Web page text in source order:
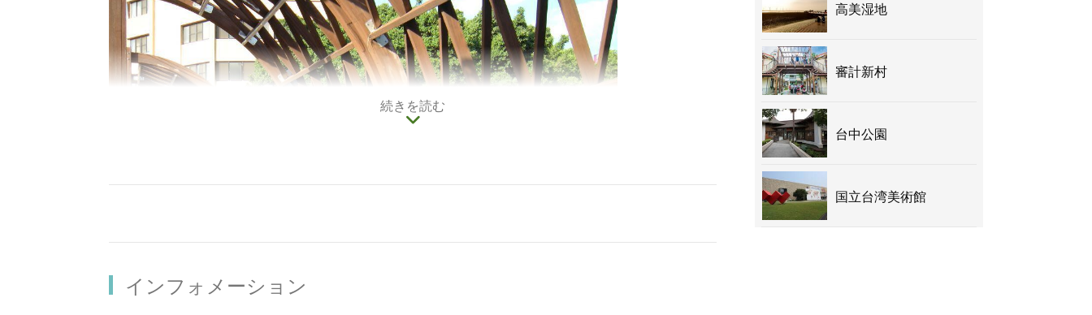
続きを読む
インフォメーション
高美湿地
審計新村
台中公園
国立台湾美術館